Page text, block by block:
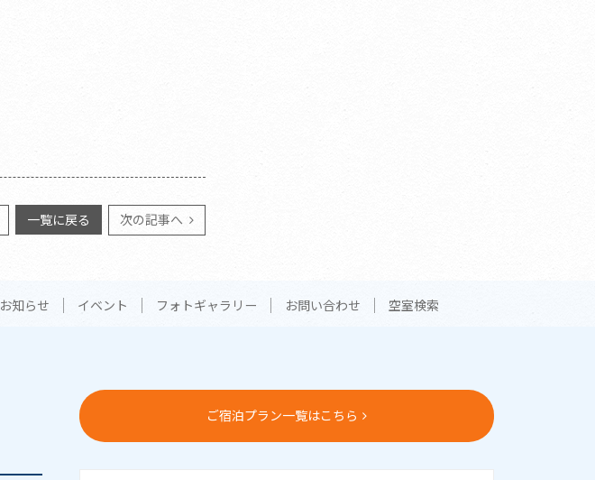
一覧に戻る 次の記事へ
お知らせ イベント フォトギャラリー お問い合わせ 空室検索
ご宿泊プラン一覧はこちら